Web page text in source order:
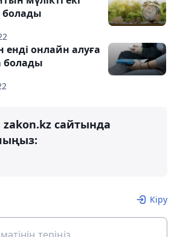
болады
енді онлайн алуға
болады
сайтында
Кіру